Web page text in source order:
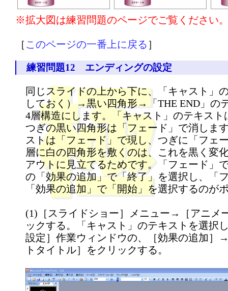
※拡大図は練習問題のページでご覧ください
［ このページの一番上に戻る ］
練習問題12 エンディングの設定
同じスライドの上から下に、「キャスト」
しておく）→黒い四角形→「THE END」の
4層構造にします。「キャスト」のテキス
つぎの黒い四角形は「フェード」で消しま
ストは「フェード」で現し、つぎに「フェ
層に白の四角形を敷くのは、これを黒く変
アウトに見立てるためです。「フェード」
の「効果の追加」で「終了」を選択し、「
「効果の追加」で「開始」を選択するのが
(1)［スライドショー］メニュー→［アニメ
ックする。「キャスト」のテキストを選択
設定］作業ウィンドウの、［効果の追加
トタイトル］をクリックする。